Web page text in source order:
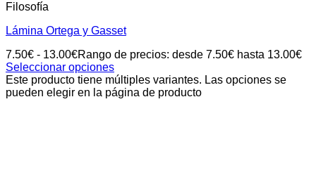
Filosofía
Lámina Ortega y Gasset
7.50€ - 13.00€Rango de precios: desde 7.50€ hasta 13.00€
Seleccionar opciones
Este producto tiene múltiples variantes. Las opciones se
pueden elegir en la página de producto